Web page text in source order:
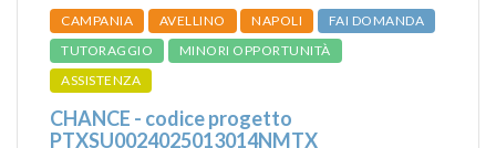
CAMPANIA AVELLINO NAPOLI
FAI DOMANDA
TUTORAGGIO
MINORI OPPORTUNITÀ
ASSISTENZA
CHANCE - codice progetto
PTXSU0024025013014NMTX